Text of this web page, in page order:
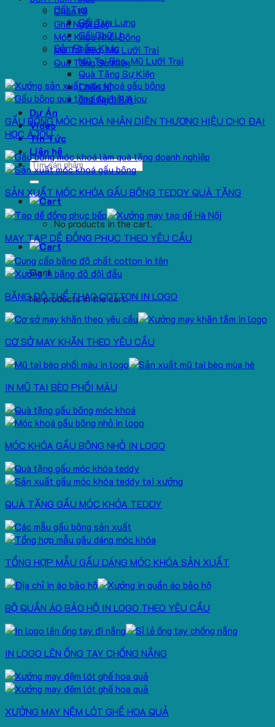
Gối Tựa
Gối Tựa Lưng
Gối Chữ U
Sản Phẩm Khác
Mũ Tai Bèo, Mũ Lưỡi Trai
Quà Tặng Sự Kiện
Chăn Nỉ
Ghế Ngồi Bệt
Dự Án
Video
Tin Tức
Liên hệ
Search
for:
No products in the cart.
Cart
No products in the cart.
Chăn Nỉ
Ghế Ngồi Bệt
Móc Khoá Nhồi Bông
Mũ Tai Bèo, Mũ Lưỡi Trai
Quà Tặng Sự Kiện
GẤU BÔNG MÓC KHOÁ NHẬN DIỆN THƯƠNG HIỆU CHO ĐẠI
HỌC AJOU
SẢN XUẤT MÓC KHÓA GẤU BÔNG TEDDY QUÀ TẶNG
MAY TẠP DỀ ĐỒNG PHỤC THEO YÊU CẦU
BĂNG ĐÔ THỂ THAO COTTON IN LOGO
CƠ SỞ MAY KHĂN THEO YÊU CẦU
IN MŨ TAI BÈO PHỐI MÀU
MÓC KHÓA GẤU BÔNG NHỎ IN LOGO
QUÀ TẶNG GẤU MÓC KHÓA TEDDY
TỔNG HỢP MẪU GẤU DÁNG MÓC KHÓA SẢN XUẤT
BỘ QUẦN ÁO BẢO HỘ IN LOGO THEO YÊU CẦU
IN LOGO LÊN ỐNG TAY CHỐNG NẮNG
XƯỞNG MAY NỆM LÓT GHẾ HOA QUẢ